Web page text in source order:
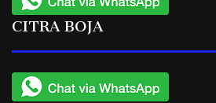
CITRA BOJA